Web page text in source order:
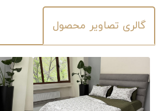
گالری تصاویر محصول